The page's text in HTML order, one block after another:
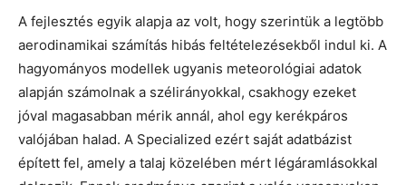
A fejlesztés egyik alapja az volt, hogy szerintük a legtöbb
aerodinamikai számítás hibás feltételezésekből indul ki. A
hagyományos modellek ugyanis meteorológiai adatok
alapján számolnak a szélirányokkal, csakhogy ezeket
jóval magasabban mérik annál, ahol egy kerékpáros
valójában halad. A Specialized ezért saját adatbázist
épített fel, amely a talaj közelében mért légáramlásokkal